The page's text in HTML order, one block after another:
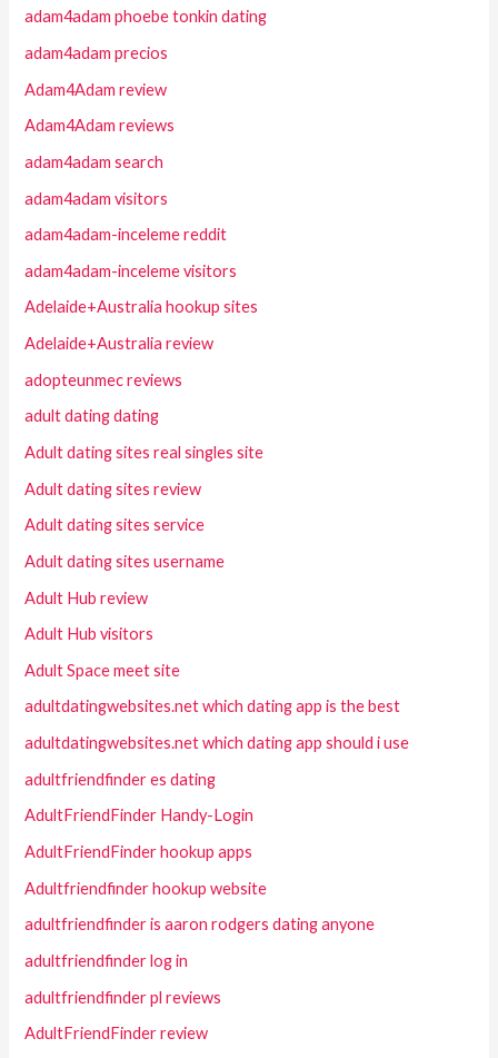
adam4adam phoebe tonkin dating
adam4adam precios
Adam4Adam review
Adam4Adam reviews
adam4adam search
adam4adam visitors
adam4adam-inceleme reddit
adam4adam-inceleme visitors
Adelaide+Australia hookup sites
Adelaide+Australia review
adopteunmec reviews
adult dating dating
Adult dating sites real singles site
Adult dating sites review
Adult dating sites service
Adult dating sites username
Adult Hub review
Adult Hub visitors
Adult Space meet site
adultdatingwebsites.net which dating app is the best
adultdatingwebsites.net which dating app should i use
adultfriendfinder es dating
AdultFriendFinder Handy-Login
AdultFriendFinder hookup apps
Adultfriendfinder hookup website
adultfriendfinder is aaron rodgers dating anyone
adultfriendfinder log in
adultfriendfinder pl reviews
AdultFriendFinder review